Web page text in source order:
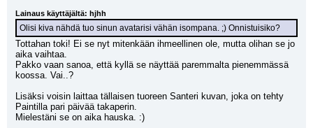
Lainaus käyttäjältä: hjhh
Olisi kiva nähdä tuo sinun avatarisi vähän isompana. ;) Onnistuisiko?
Tottahan toki! Ei se nyt mitenkään ihmeellinen ole, mutta olihan se jo
aika vaihtaa.
Pakko vaan sanoa, että kyllä se näyttää paremmalta pienemmässä
koossa. Vai..?
Lisäksi voisin laittaa tällaisen tuoreen Santeri kuvan, joka on tehty
Paintilla pari päivää takaperin.
Mielestäni se on aika hauska. :)